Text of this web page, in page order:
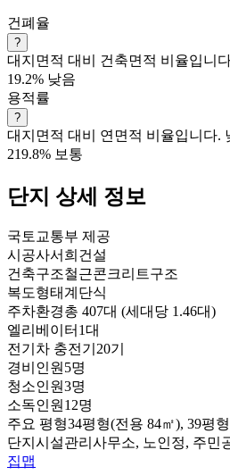
건폐율
?
대지면적 대비 건축면적 비율입니
19.2% 낮음
용적률
?
대지면적 대비 연면적 비율입니다.
219.8% 보통
단지 상세 정보
국토교통부 제공
시공사서희건설
건축구조철근콘크리트구조
복도형태계단식
주차환경총 407대 (세대당 1.46대)
엘리베이터 1대
전기차 충전기 20기
경비인원5명
청소인원3명
소독인원12명
주요 평형34평형(전용 84㎡), 39평
단지시설관리사무소, 노인정, 주민
집맵